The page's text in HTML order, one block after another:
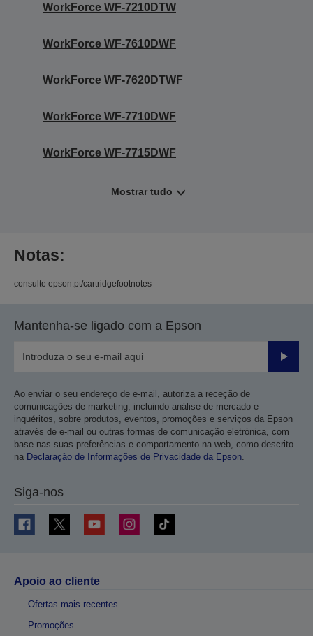
WorkForce WF-7210DTW
WorkForce WF-7610DWF
WorkForce WF-7620DTWF
WorkForce WF-7710DWF
WorkForce WF-7715DWF
Mostrar tudo
Notas:
consulte epson.pt/cartridgefootnotes
Mantenha-se ligado com a Epson
Enviar
Ao enviar o seu endereço de e-mail, autoriza a receção de
comunicações de marketing, incluindo análise de mercado e
inquéritos, sobre produtos, eventos, promoções e serviços da Epson
através de e-mail ou outras formas de comunicação eletrónica, com
base nas suas preferências e comportamento na web, como descrito
na Declaração de Informações de Privacidade da Epson
Siga-nos
Apoio ao cliente
Ofertas mais recentes
Promoções